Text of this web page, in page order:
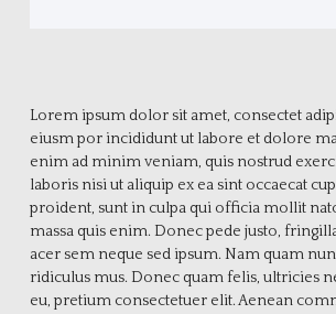
Lorem ipsum dolor sit amet, consectet
eiusm por incididunt ut labore et dolore
enim ad minim veniam, quis nostrud
laboris nisi ut aliquip ex ea sint occaecat
proident, sunt in culpa qui officia mollit
massa quis enim. Donec pede justo,
acer sem neque sed ipsum. Nam quam
ridiculus mus. Donec quam felis, ultricies
eu, pretium consectetuer elit. Aenean